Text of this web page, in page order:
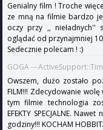
Genialny film ! Troche
ze mną na filmie bardzo
oczy przy ,,
oglądać od przynajmniej
Sedecznie polecam ! :)
GOGA ---
Owszem, dużo zostało
FILM!!! Zdecydowanie
tym filmie technologia
EFEKTY SPECJALNE.
godziny!!! KOCHAM